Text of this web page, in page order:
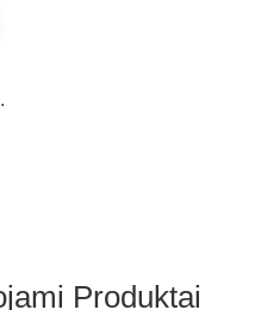
Produktai